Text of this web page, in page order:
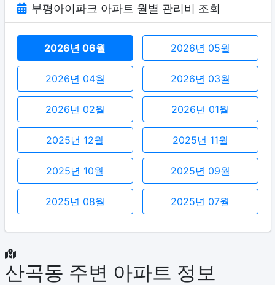
부평아이파크 아파트 월별 관리비 조회
2026년 06월 2026년 05월
2026년 04월 2026년 03월
2026년 02월 2026년 01월
2025년 12월 2025년 11월
2025년 10월 2025년 09월
2025년 08월 2025년 07월
산곡동 주변 아파트 정보